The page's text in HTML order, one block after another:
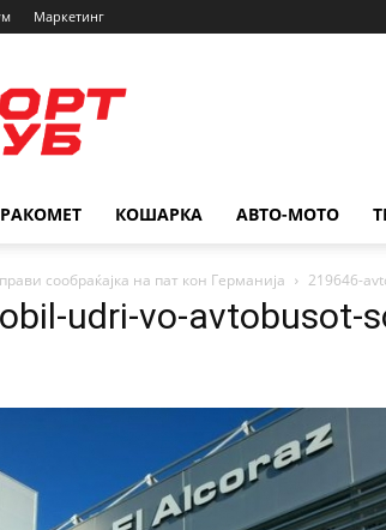
Маркетинг
РАКОМЕТ КОШАРКА АВТО-МОТО
сообраќајка на пат кон Германија 219646-
udri-vo-avtobusot-